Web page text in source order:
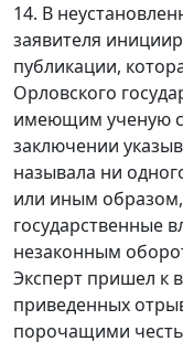
14. В
заявителя
публикации,
Орловского
имеющим ученую
заключении
называла ни
или иным образом,
государственные
незаконным
Эксперт пришел к
приведенных
порочащими честь